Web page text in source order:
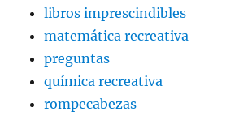
libros imprescindibles
matemática recreativa
preguntas
química recreativa
rompecabezas